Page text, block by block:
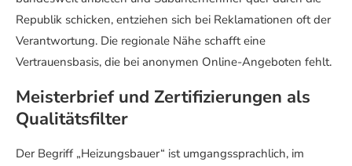
Republik schicken, entziehen sich bei Reklamationen oft der
Verantwortung. Die regionale Nähe schafft eine
Vertrauensbasis, die bei anonymen Online-Angeboten fehlt.
Meisterbrief und Zertifizierungen als
Qualitätsfilter
Der Begriff „Heizungsbauer“ ist umgangssprachlich, im